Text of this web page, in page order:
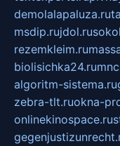
demolalapaluza.ru
msdip.rujdol.ru
rezemkleim.ru
biolisichka24.ru
algoritm-sistema.ru
zebra-tlt.ruokna-
onlinekinospace.ru